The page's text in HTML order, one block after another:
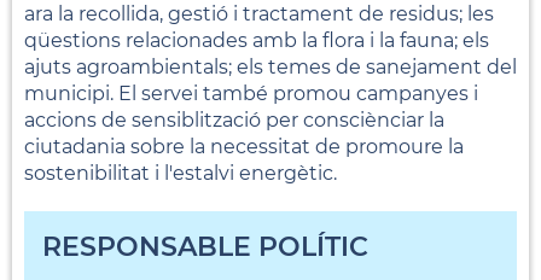
ara la recollida, gestió i tractament de residus; les
qüestions relacionades amb la flora i la fauna; els
ajuts agroambientals; els temes de sanejament del
municipi. El servei també promou campanyes i
accions de sensiblització per consciènciar la
ciutadania sobre la necessitat de promoure la
sostenibilitat i l'estalvi energètic.
RESPONSABLE POLÍTIC